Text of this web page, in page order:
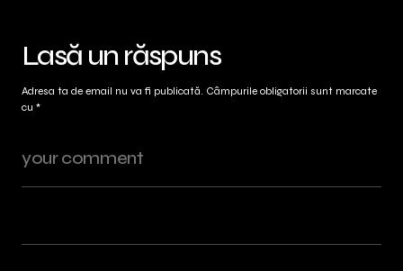
Lasă un răspuns
Adresa ta de email nu va fi publicată. Câmpurile obligatorii sunt marcate
cu *